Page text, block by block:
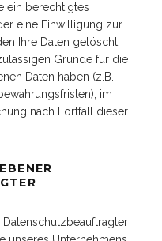
ein berechtigtes
eine Einwilligung zur
Ihre Daten gelöscht,
Gründe für die
Daten haben (z.B.
im
nach Fortfall dieser